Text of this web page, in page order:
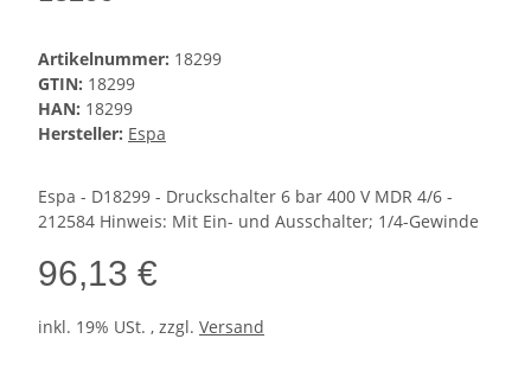
Artikelnummer: 18299
GTIN: 18299
HAN: 18299
Hersteller: Espa
Espa - D18299 - Druckschalter 6 bar 400 V MDR 4/6 -
212584 Hinweis: Mit Ein- und Ausschalter; 1/4-Gewinde
96,13 €
inkl. 19% USt. , zzgl. Versand